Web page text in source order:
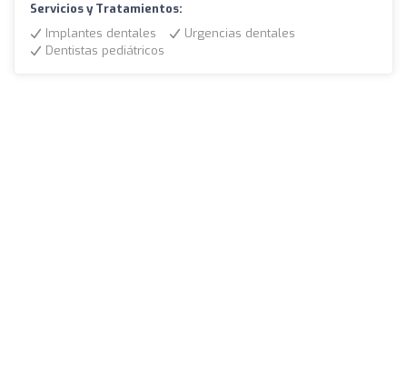
Servicios y Tratamientos:
Implantes dentales
Urgencias dentales
Dentistas pediátricos